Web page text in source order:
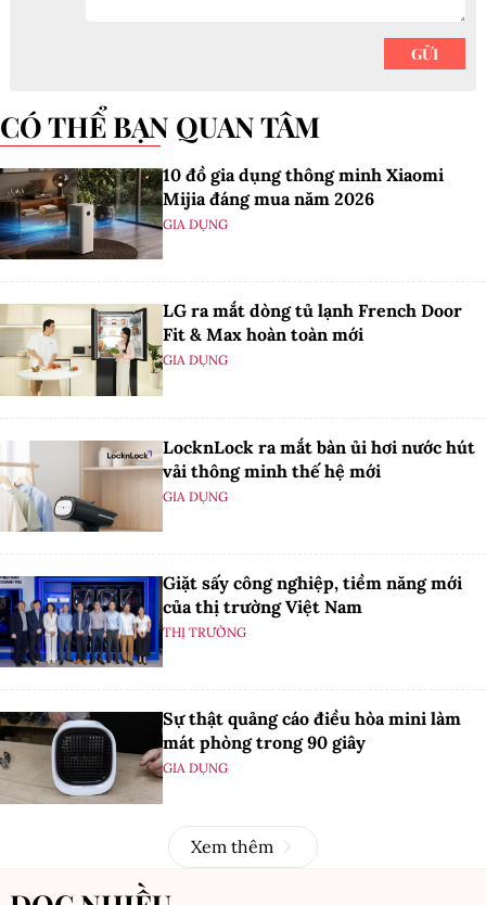
CÓ THỂ BẠN QUAN TÂM
10 đồ gia dụng thông minh Xiaomi
Mijia đáng mua năm 2026
GIA DỤNG
LG ra mắt dòng tủ lạnh French Door
Fit & Max hoàn toàn mới
GIA DỤNG
LocknLock ra mắt bàn ủi hơi nước hút
vải thông minh thế hệ mới
GIA DỤNG
Giặt sấy công nghiệp, tiềm năng mới
của thị trường Việt Nam
THỊ TRƯỜNG
Sự thật quảng cáo điều hòa mini làm
mát phòng trong 90 giây
GIA DỤNG
Xem thêm